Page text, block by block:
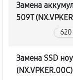
Замена
509T
620
Замена SSD
(NX.VPKER.00C)